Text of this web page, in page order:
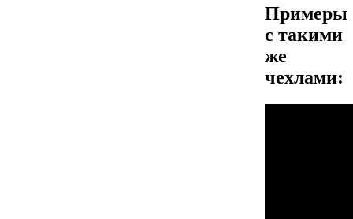
Примеры
с такими
же
чехлами: